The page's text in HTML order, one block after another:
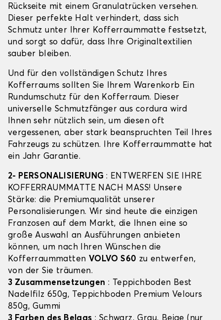
Rückseite mit einem Granulatrücken versehen.
Dieser perfekte Halt verhindert, dass sich
Schmutz unter Ihrer Kofferraummatte festsetzt,
und sorgt so dafür, dass Ihre Originaltextilien
sauber bleiben.
Und für den vollständigen Schutz Ihres
Kofferraums sollten Sie Ihrem Warenkorb Ein
Rundumschutz für den Kofferraum. Dieser
universelle Schmutzfänger aus cordura wird
Ihnen sehr nützlich sein, um diesen oft
vergessenen, aber stark beanspruchten Teil Ihres
Fahrzeugs zu schützen. Ihre Kofferraummatte hat
ein Jahr Garantie.
2- PERSONALISIERUNG : ENTWERFEN SIE IHRE
KOFFERRAUMMATTE NACH MASS! Unsere
Stärke: die Premiumqualität unserer
Personalisierungen. Wir sind heute die einzigen
Franzosen auf dem Markt, die Ihnen eine so
große Auswahl an Ausführungen anbieten
können, um nach Ihren Wünschen die
Kofferraummatten VOLVO S60 zu entwerfen,
von der Sie träumen.
3 Zusammensetzungen : Teppichboden Best
Nadelfilz 650g, Teppichboden Premium Velours
850g, Gummi